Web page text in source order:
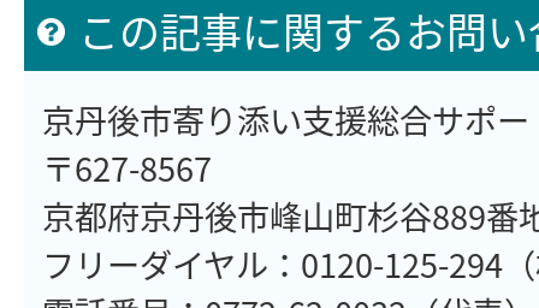
この記事に関するお問
京丹後市寄り添い支援総合サポ
〒627-8567
京都府京丹後市峰山町杉谷889番
フリーダイヤル：0120-125-294